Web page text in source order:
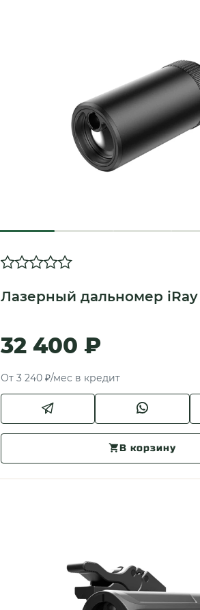
Лазерный дальномер iRay
32 400 ₽
От 3 240 ₽/мес в кредит
В корзину